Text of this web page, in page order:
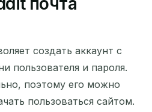
адрес
почты:
QR
создать аккаунт с
пользователя и пароля.
поэтому его можно
пользоваться сайтом.